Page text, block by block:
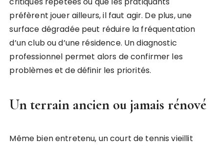
préfèrent jouer ailleurs, il faut agir. De plus, une
surface dégradée peut réduire la fréquentation
d’un club ou d’une résidence. Un diagnostic
professionnel permet alors de confirmer les
problèmes et de définir les priorités.
Un terrain ancien ou jamais rénové
Même bien entretenu, un court de tennis vieillit